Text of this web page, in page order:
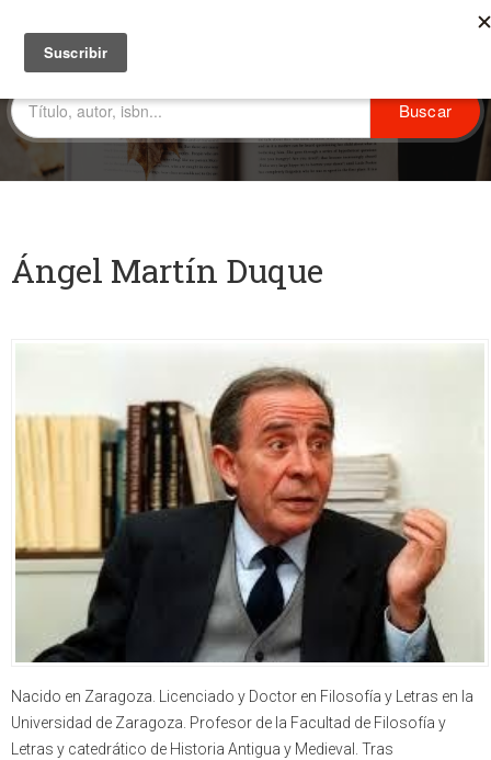
Ángel Martín Duque
Nacido en Zaragoza. Licenciado y Doctor en Filosofía y Letras en la
Universidad de Zaragoza. Profesor de la Facultad de Filosofía y
Letras y catedrático de Historia Antigua y Medieval. Tras